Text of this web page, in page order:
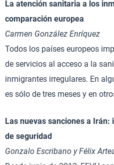
La atención sanitaria a los
comparación europea
Carmen González Enríquez
Todos los países europeos
de servicios al acceso a la
inmigrantes irregulares. En
es sólo de tres meses y en
Las nuevas sanciones a
de seguridad
Gonzalo Escribano y Félix